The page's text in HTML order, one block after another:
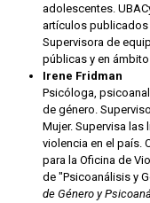
adolescentes.
artículos
Supervisora de
públicas y en
Irene Fridman
Psicóloga,
de género.
Mujer. Supervisa
violencia en el país.
para la Oficina de
de "Psicoanálisis y
de Género y